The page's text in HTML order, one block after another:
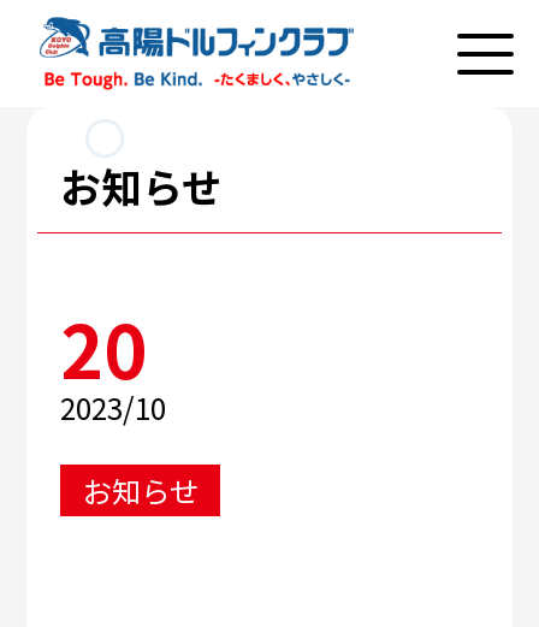
お知らせ
20
2023/10
お知らせ